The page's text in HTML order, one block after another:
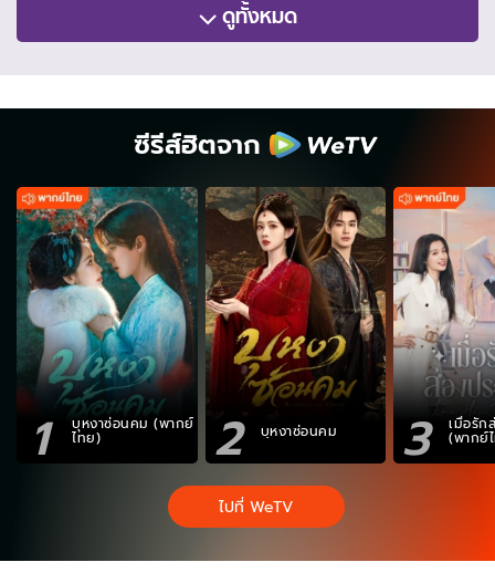
ดูทั้งหมด
ซีรีส์ฮิตจาก
1 บุหงาซ่อนคม (พากย์
ไทย) 2 บุหงาซ่อนคม 3 เมื่อรัก
(พากย์
ไปที่ WeTV